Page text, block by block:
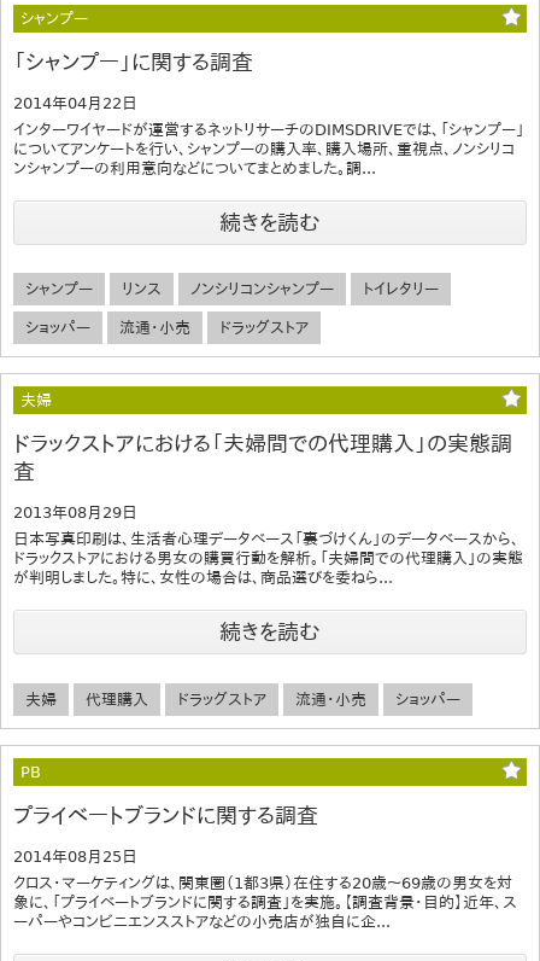
シャンプー
「シャンプー」に関する調査
2014年04月22日
インターワイヤードが運営するネットリサーチのDIMSDRIVEでは、「シャンプー」
についてアンケートを行い、シャンプーの購入率、購入場所、重視点、ノンシリコ
ンシャンプーの利用意向などについてまとめました。調...
続きを読む
シャンプー リンス ノンシリコンシャンプー トイレタリー
ショッパー 流通・小売 ドラッグストア
夫婦
ドラックストアにおける「夫婦間での代理購入」の実態調
査
2013年08月29日
日本写真印刷は、生活者心理データベース「裏づけくん」のデータベースから、
ドラックストアにおける男女の購買行動を解析。「夫婦間での代理購入」の実態
が判明しました。特に、女性の場合は、商品選びを委ねら...
続きを読む
夫婦 代理購入 ドラッグストア 流通・小売 ショッパー
PB
プライベートブランドに関する調査
2014年08月25日
クロス・マーケティングは、関東圏（1都3県）在住する20歳～69歳の男女を対
象に、「プライベートブランドに関する調査」を実施。【調査背景・目的】近年、ス
ーパーやコンビニエンスストアなどの小売店が独自に企...